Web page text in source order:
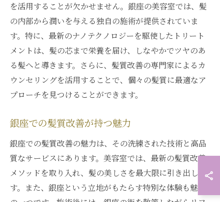
を活用することが欠かせません。銀座の美容室では、髪
の内部から潤いを与える独自の施術が提供されていま
す。特に、最新のナノテクノロジーを駆使したトリート
メントは、髪の芯まで栄養を届け、しなやかでツヤのあ
る髪へと導きます。さらに、髪質改善の専門家によるカ
ウンセリングを活用することで、個々の髪質に最適なア
プローチを見つけることができます。
銀座での髪質改善が持つ魅力
銀座での髪質改善の魅力は、その洗練された技術と高品
質なサービスにあります。美容室では、最新の髪質改善
メソッドを取り入れ、髪の美しさを最大限に引き出しま
す。また、銀座という立地がもたらす特別な体験も魅力